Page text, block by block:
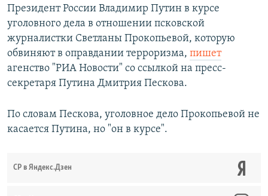
Президент России Владимир Путин в курсе
уголовного дела в отношении псковской
журналистки Светланы Прокопьевой, которую
обвиняют в оправдании терроризма, пишет
агенство "РИА Новости" со ссылкой на пресс-
секретаря Путина Дмитрия Пескова.
По словам Пескова, уголовное дело Прокопьевой не
касается Путина, но "он в курсе".
СР в Яндекс.Дзен